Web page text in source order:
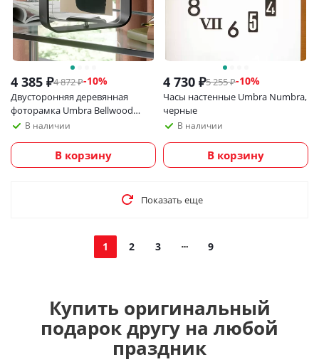
4 385 ₽4 872₽-10%
Двусторонняя деревянная
фоторамка Umbra Bellwood
10х15 см, черная
В наличии
В корзину
4 730 ₽5 255₽-10%
Часы настенные Umbra Numbra,
черные
В наличии
В корзину
Показать еще
1 2 3 9
Купить оригинальный
подарок другу на любой
праздник